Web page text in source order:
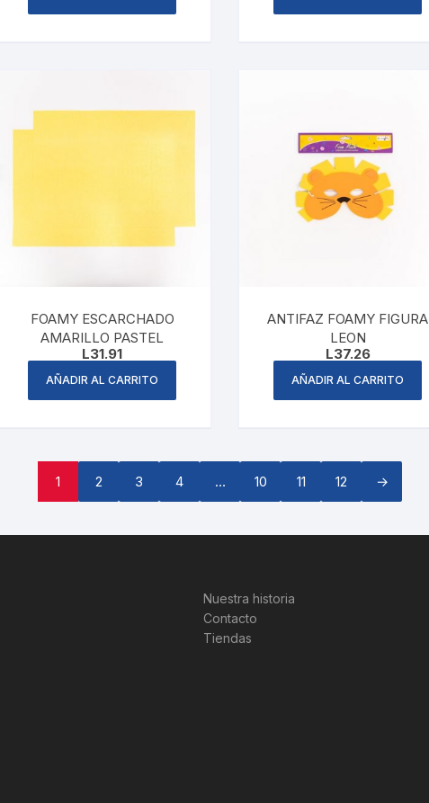
FOAMY ESCARCHADO
AMARILLO PASTEL
L31.91
AÑADIR AL CARRITO
ANTIFAZ FOAMY FIGURA
LEON
L37.26
AÑADIR AL CARRITO
1 2 3 4 … 10 11 12 →
Nuestra historia
Contacto
Tiendas